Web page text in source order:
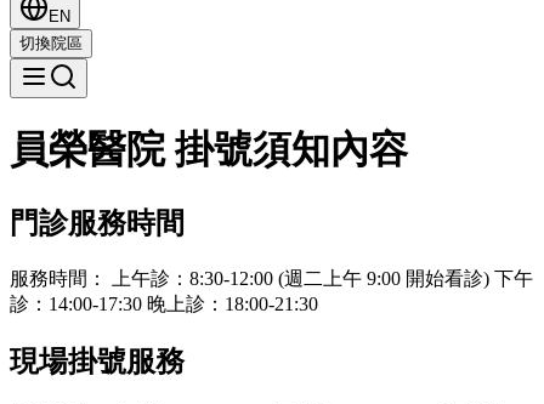
EN
切換院區
員榮醫院 掛號須知內容
門診服務時間
服務時間： 上午診：8:30-12:00 (週二上午 9:00 開始看診) 下午
診：14:00-17:30 晚上診：18:00-21:30
現場掛號服務